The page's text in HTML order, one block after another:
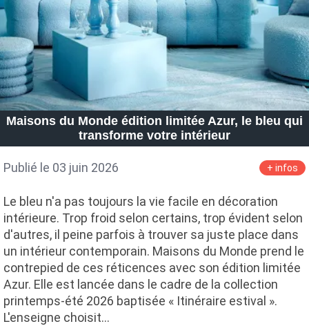
Maisons du Monde édition limitée Azur, le bleu qui
transforme votre intérieur
Publié le 03 juin 2026 + infos
Le bleu n'a pas toujours la vie facile en décoration
intérieure. Trop froid selon certains, trop évident selon
d'autres, il peine parfois à trouver sa juste place dans
un intérieur contemporain. Maisons du Monde prend le
contrepied de ces réticences avec son édition limitée
Azur. Elle est lancée dans le cadre de la collection
printemps-été 2026 baptisée « Itinéraire estival ».
L'enseigne choisit…